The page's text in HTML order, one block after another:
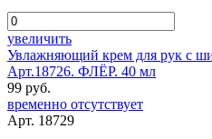
увеличить
Увлажняющий крем для рук с
Арт.18726. ФЛЁР. 40 мл
99 руб.
временно отсутствует
Арт. 18729